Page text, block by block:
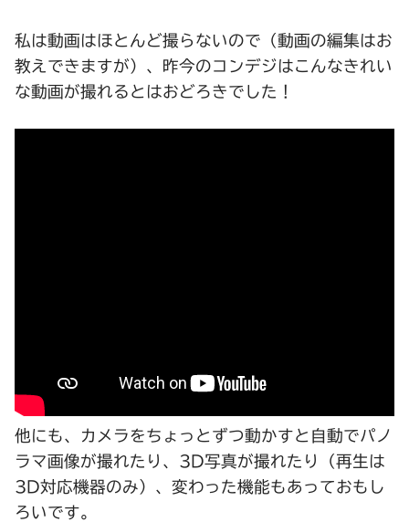
私は動画はほとんど撮らないので（動画の編集はお
教えできますが）、昨今のコンデジはこんなきれい
な動画が撮れるとはおどろきでした！
他にも、カメラをちょっとずつ動かすと自動でパノ
ラマ画像が撮れたり、3D写真が撮れたり（再生は
3D対応機器のみ）、変わった機能もあっておもし
ろいです。